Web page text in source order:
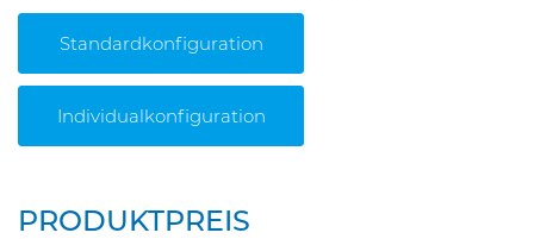
Standardkonfiguration
Individualkonfiguration
PRODUKTPREIS